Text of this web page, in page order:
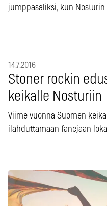
jumppasaliksi, kun
14.7.2016
Stoner rockin
keikalle Nosturiin
Viime vuonna Suomen
ilahduttamaan fanejaan